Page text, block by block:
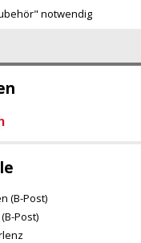
(B-Post)
Post)
notwendig